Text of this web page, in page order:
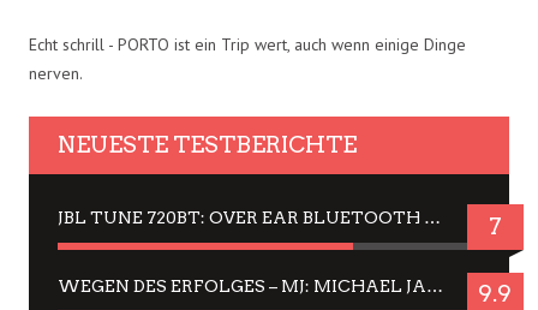
Echt schrill - PORTO ist ein Trip wert, auch wenn einige Dinge
nerven.
NEUESTE TESTBERICHTE
JBL TUNE 720BT: OVER EAR BLUETOOTH KOPFHÖRER UM DIE 50,-€ IM DAUER-TEST 7
WEGEN DES ERFOLGES – MJ: MICHAEL JACKSON MUSICAL IN EINER MATINEE SEHEN 9.9